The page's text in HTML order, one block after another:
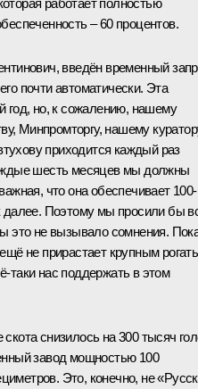
– 60 процентов.
введён временный
почти автоматически. Эта
год, но, к сожалению, нашему
Минпромторгу, нашему
приходится каждый раз
шесть месяцев мы должны
что она обеспечивает 100-
далее. Поэтому мы просили бы
это не вызывало сомнения.
не прирастает крупным
таки нас поддержать в этом
снизилось на 300 тысяч
завод мощностью 100
Это, конечно, не